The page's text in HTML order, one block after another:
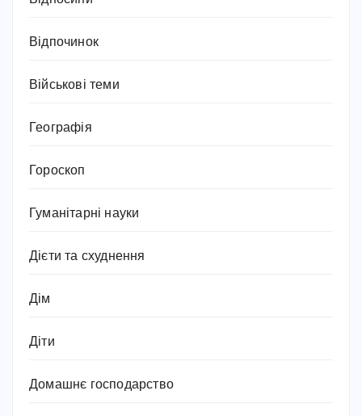
Відпочинок
Військові теми
Географія
Гороскоп
Гуманітарні науки
Дієти та схуднення
Дім
Діти
Домашнє господарство